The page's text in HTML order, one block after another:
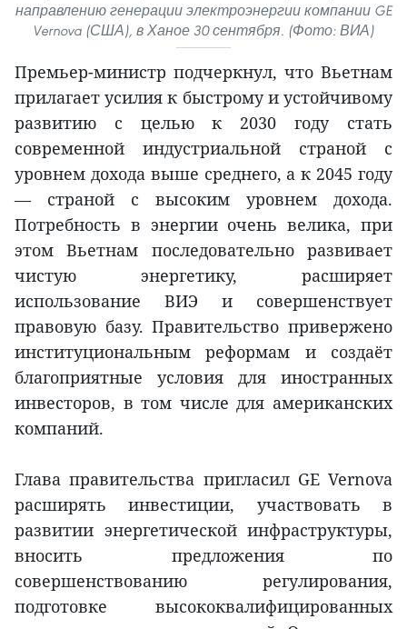
направлению генерации электроэнергии компании GE
Vernova (США), в Ханое 30 сентября. (Фото: ВИА)
Премьер-министр подчеркнул, что Вьетнам
прилагает усилия к быстрому и устойчивому
развитию с целью к 2030 году стать
современной индустриальной страной с
уровнем дохода выше среднего, а к 2045 году
— страной с высоким уровнем дохода.
Потребность в энергии очень велика, при
этом Вьетнам последовательно развивает
чистую энергетику, расширяет
использование ВИЭ и совершенствует
правовую базу. Правительство привержено
институциональным реформам и создаёт
благоприятные условия для иностранных
инвесторов, в том числе для американских
компаний.
Глава правительства пригласил GE Vernova
расширять инвестиции, участвовать в
развитии энергетической инфраструктуры,
вносить предложения по
совершенствованию регулирования,
подготовке высококвалифицированных